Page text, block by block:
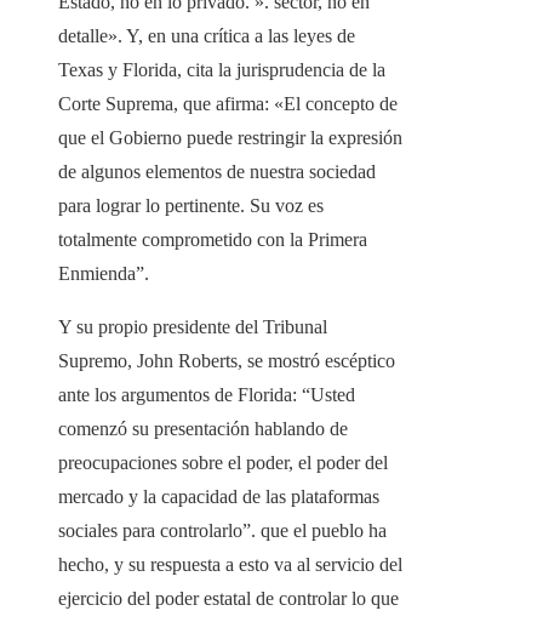
detalle». Y, en una crítica a las leyes de
Texas y Florida, cita la jurisprudencia de la
Corte Suprema, que afirma: «El concepto de
que el Gobierno puede restringir la expresión
de algunos elementos de nuestra sociedad
para lograr lo pertinente. Su voz es
totalmente comprometido con la Primera
Enmienda”.
Y su propio presidente del Tribunal
Supremo, John Roberts, se mostró escéptico
ante los argumentos de Florida: “Usted
comenzó su presentación hablando de
preocupaciones sobre el poder, el poder del
mercado y la capacidad de las plataformas
sociales para controlarlo”. que el pueblo ha
hecho, y su respuesta a esto va al servicio del
ejercicio del poder estatal de controlar lo que